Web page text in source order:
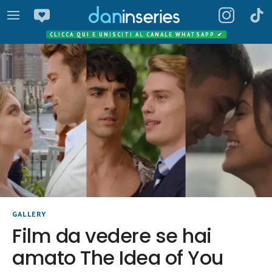
CLICCA QUI E UNISCITI AL CANALE WHATSAPP ✔
GALLERY
Film da vedere se hai
amato The Idea of You